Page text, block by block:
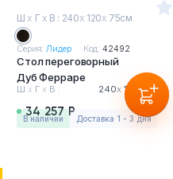
Ш х Г х В : 240х 120х 75см
Серия:Лидер Код:42492
Стол переговорный
Дуб Ферраре
Ш х Г х В : 240х120х75см
34 257 Р
в наличии Доставка 1 - 3 дня